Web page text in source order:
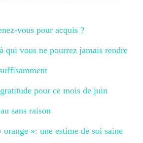
vous pour acquis ?
qui vous ne pourrez jamais rendre
pour ce mois de juin
sans raison
»: une estime de soi saine